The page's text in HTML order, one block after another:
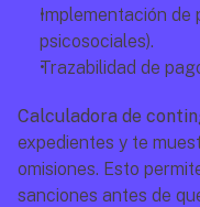
Implementación de
psicosociales).
Trazabilidad de
Calculadora de
expedientes y te
omisiones. Esto
sanciones antes de